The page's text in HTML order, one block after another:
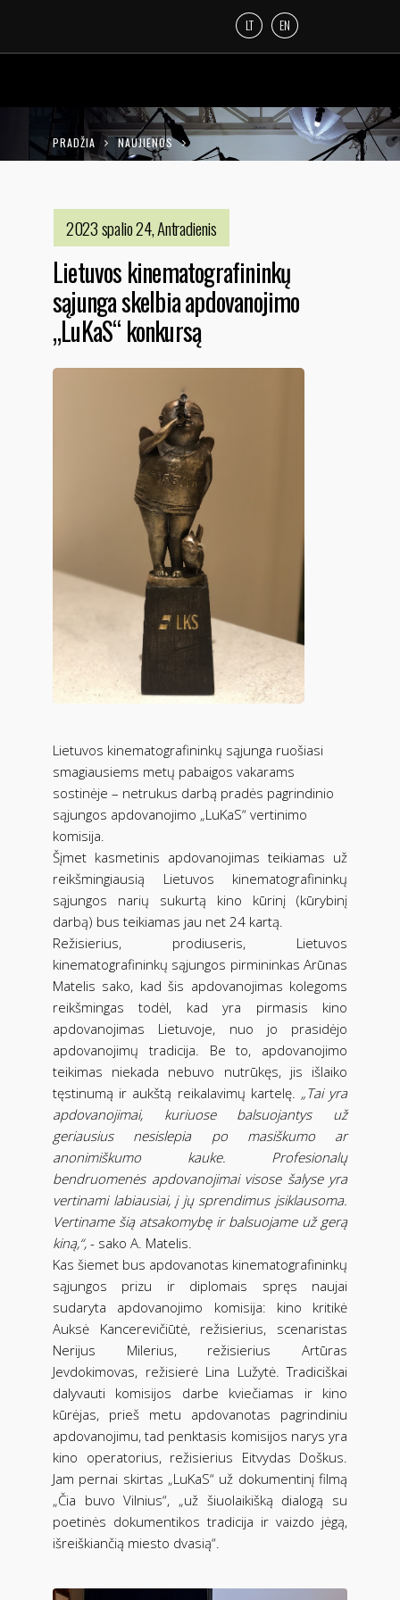
LT EN
PRADŽIA NAUJIENOS
SKELBIA APDOVANOJIMO „LUKAS“ KONKURSĄ
2023 spalio 24, Antradienis
Lietuvos kinematografininkų
sąjunga skelbia apdovanojimo
„LuKaS“ konkursą
Lietuvos kinematografininkų sąjunga ruošiasi
smagiausiems metų pabaigos vakarams
sostinėje – netrukus darbą pradės pagrindinio
sąjungos apdovanojimo „LuKaS“ vertinimo
komisija.
Šįmet kasmetinis apdovanojimas teikiamas už
reikšmingiausią Lietuvos kinematografininkų
sąjungos narių sukurtą kino kūrinį (kūrybinį
darbą) bus teikiamas jau net 24 kartą.
Režisierius, prodiuseris, Lietuvos
kinematografininkų sąjungos pirmininkas Arūnas
Matelis sako, kad šis apdovanojimas kolegoms
reikšmingas todėl, kad yra pirmasis kino
apdovanojimas Lietuvoje, nuo jo prasidėjo
apdovanojimų tradicija. Be to, apdovanojimo
teikimas niekada nebuvo nutrūkęs, jis išlaiko
tęstinumą ir aukštą reikalavimų kartelę. „Tai yra
apdovanojimai, kuriuose balsuojantys už
geriausius nesislepia po masiškumo ar
anonimiškumo kauke. Profesionalų
bendruomenės apdovanojimai visose šalyse yra
vertinami labiausiai, į jų sprendimus įsiklausoma.
Vertiname šią atsakomybę ir balsuojame už gerą
kiną,“, - sako A. Matelis.
Kas šiemet bus apdovanotas kinematografininkų
sąjungos prizu ir diplomais spręs naujai
sudaryta apdovanojimo komisija: kino kritikė
Auksė Kancerevičiūtė, režisierius, scenaristas
Nerijus Milerius, režisierius Artūras
Jevdokimovas, režisierė Lina Lužytė. Tradiciškai
dalyvauti komisijos darbe kviečiamas ir kino
kūrėjas, prieš metu apdovanotas pagrindiniu
apdovanojimu, tad penktasis komisijos narys yra
kino operatorius, režisierius Eitvydas Doškus.
Jam pernai skirtas „LuKaS“ už dokumentinį filmą
„Čia buvo Vilnius“, „už šiuolaikišką dialogą su
poetinės dokumentikos tradicija ir vaizdo jėgą,
išreiškiančią miesto dvasią“.